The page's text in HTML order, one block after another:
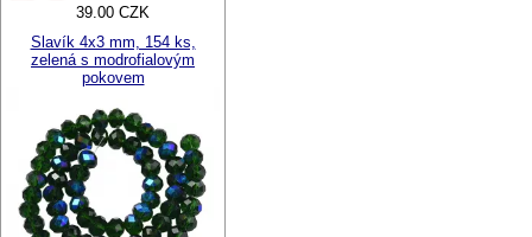
39.00 CZK
Slavík 4x3 mm, 154 ks,
zelená s modrofialovým
pokovem